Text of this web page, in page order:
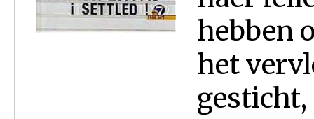
hebben
het
gesticht,